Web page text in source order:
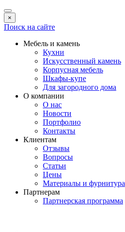
×
Поиск на сайте
Мебель и камень
Кухни
Искусственный камень
Корпусная мебель
Шкафы-купе
Для загородного дома
О компании
О нас
Новости
Портфолио
Контакты
Клиентам
Отзывы
Вопросы
Статьи
Цены
Материалы и фурнитура
Партнерам
Партнерская программа